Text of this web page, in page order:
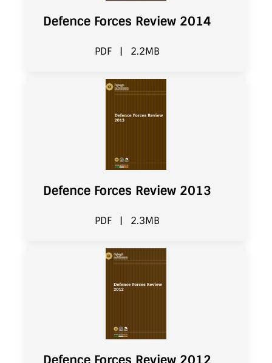
Defence Forces Review 2014
PDF | 2.2MB
Defence Forces Review 2013
PDF | 2.3MB